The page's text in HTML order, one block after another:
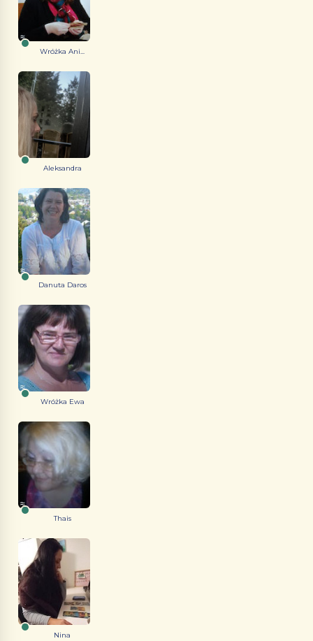
Wróżka Ani...
Aleksandra
Danuta Daros
Wróżka Ewa
Thais
Nina